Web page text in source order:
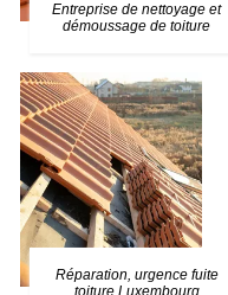
Entreprise de nettoyage et
démoussage de toiture
Réparation, urgence fuite
toiture Luxembourg